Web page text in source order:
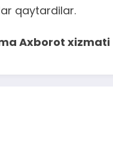
qaytardilar.
Axborot xizmati